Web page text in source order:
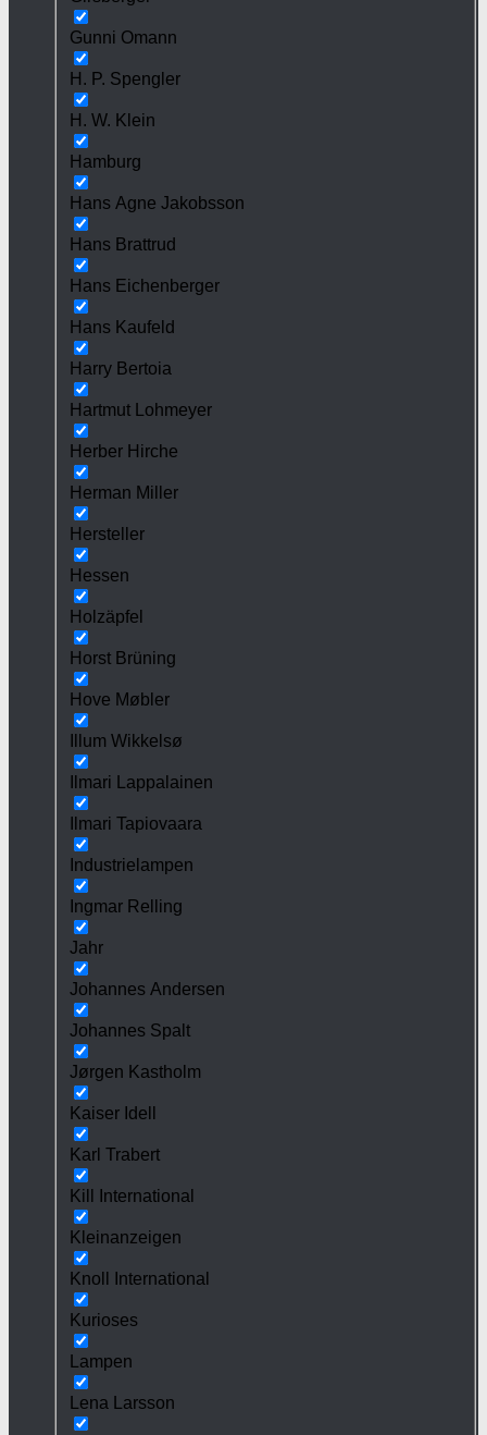
Gunni Omann
H. P. Spengler
H. W. Klein
Hamburg
Hans Agne Jakobsson
Hans Brattrud
Hans Eichenberger
Hans Kaufeld
Harry Bertoia
Hartmut Lohmeyer
Herber Hirche
Herman Miller
Hersteller
Hessen
Holzäpfel
Horst Brüning
Hove Møbler
Illum Wikkelsø
Ilmari Lappalainen
Ilmari Tapiovaara
Industrielampen
Ingmar Relling
Jahr
Johannes Andersen
Johannes Spalt
Jørgen Kastholm
Kaiser Idell
Karl Trabert
Kill International
Kleinanzeigen
Knoll International
Kurioses
Lampen
Lena Larsson